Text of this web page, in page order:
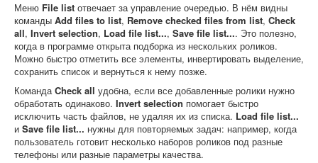
Меню File list отвечает за управление очередью. В нём видны
команды Add files to list, Remove checked files from list, Check
all, Invert selection, Load file list..., Save file list.... Это полезно,
когда в программе открыта подборка из нескольких роликов.
Можно быстро отметить все элементы, инвертировать выделение,
сохранить список и вернуться к нему позже.
КомандаCheck all удобна, если все добавленные ролики нужно
обработать одинаково. Invert selection помогает быстро
исключить часть файлов, не удаляя их из списка. Load file list...
и Save file list... нужны для повторяемых задач: например, когда
пользователь готовит несколько наборов роликов под разные
телефоны или разные параметры качества.